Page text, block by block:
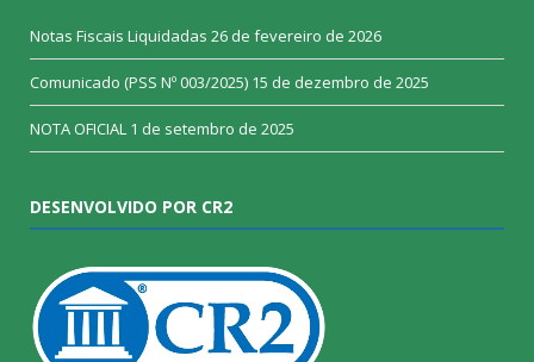
Notas Fiscais Liquidadas 26 de fevereiro de 2026
Comunicado (PSS Nº 003/2025) 15 de dezembro de 2025
NOTA OFICIAL 1 de setembro de 2025
DESENVOLVIDO POR CR2